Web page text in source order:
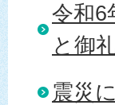
令和6
と御
震災